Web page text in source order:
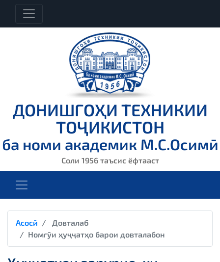
ДОНИШГОҲИ ТЕХНИКИИ
ТОҶИКИСТОН
ба номи академик М.С.Осимӣ
Соли 1956 таъсис ёфтааст
Асосӣ
Довталаб
Номгӯи ҳуҷҷатҳо барои довталабон